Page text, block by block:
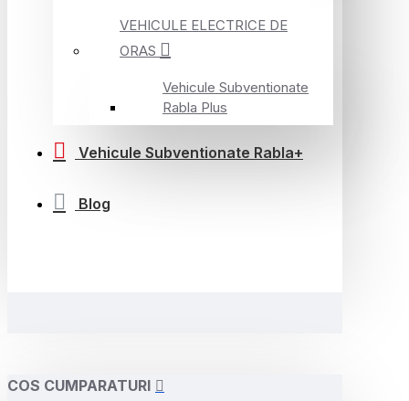
VEHICULE ELECTRICE DE
ORAS
Vehicule Subventionate
Rabla Plus
Vehicule Subventionate Rabla+
Blog
COS CUMPARATURI